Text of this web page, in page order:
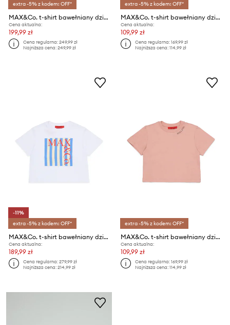
extra -5% z kodem: OFF*
MAX&Co. t-shirt bawełniany dziecięcy MAXT29F T-SHIRT
Cena aktualna:
199,99 zł
Cena regularna:249,99 zł
Najniższa cena:249,99 zł
extra -5% z kodem: OFF*
MAX&Co. t-shirt bawełniany dziecięcy MAXT34F T-SHIRT
Cena aktualna:
109,99 zł
Cena regularna:169,99 zł
Najniższa cena:114,99 zł
-11%
extra -5% z kodem: OFF*
MAX&Co. t-shirt bawełniany dziecięcy MAXT31F T-SHIRT
Cena aktualna:
189,99 zł
Cena regularna:279,99 zł
Najniższa cena:214,99 zł
extra -5% z kodem: OFF*
MAX&Co. t-shirt bawełniany dziecięcy MAXT34F T-SHIRT
Cena aktualna:
109,99 zł
Cena regularna:169,99 zł
Najniższa cena:114,99 zł